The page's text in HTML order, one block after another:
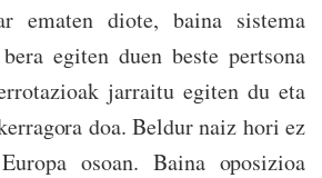
ematen diote, baina sistema
egiten duen beste pertsona
jarraitu egiten du eta
doa. Beldur naiz hori ez
osoan. Baina oposizioa